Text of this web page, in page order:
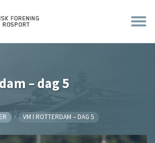
– dag 5
VM I ROTTERDAM – DAG 5